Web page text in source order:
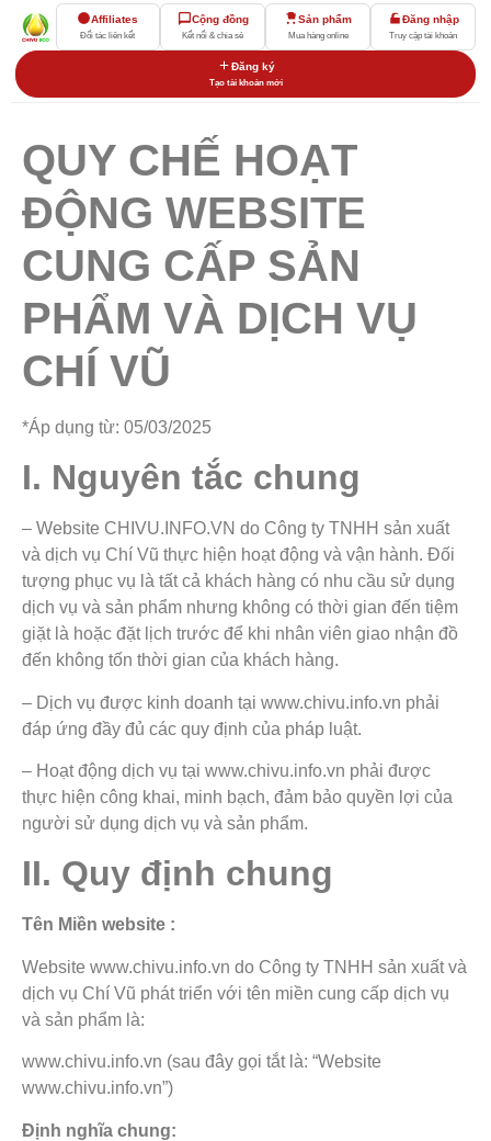
Affiliates
Đối tác liên kết
Cộng đồng
Kết nối & chia sẻ
Sản phẩm
Mua hàng online
Đăng nhập
Truy cập tài khoản
Đăng ký
Tạo tài khoản mới
QUY CHẾ HOẠT
ĐỘNG WEBSITE
CUNG CẤP SẢN
PHẨM VÀ DỊCH VỤ
CHÍ VŨ
*Áp dụng từ: 05/03/2025
I. Nguyên tắc chung
– Website CHIVU.INFO.VN do Công ty TNHH sản xuất
và dịch vụ Chí Vũ thực hiện hoạt động và vận hành. Đối
tượng phục vụ là tất cả khách hàng có nhu cầu sử dụng
dịch vụ và sản phẩm nhưng không có thời gian đến tiệm
giặt là hoặc đặt lịch trước để khi nhân viên giao nhận đồ
đến không tốn thời gian của khách hàng.
– Dịch vụ được kinh doanh tại www.chivu.info.vn phải
đáp ứng đầy đủ các quy định của pháp luật.
– Hoạt động dịch vụ tại www.chivu.info.vn phải được
thực hiện công khai, minh bạch, đảm bảo quyền lợi của
người sử dụng dịch vụ và sản phẩm.
II. Quy định chung
Tên Miền website :
Website www.chivu.info.vn do Công ty TNHH sản xuất và
dịch vụ Chí Vũ phát triển với tên miền cung cấp dịch vụ
và sản phẩm là:
www.chivu.info.vn (sau đây gọi tắt là: “Website
www.chivu.info.vn”)
Định nghĩa chung: